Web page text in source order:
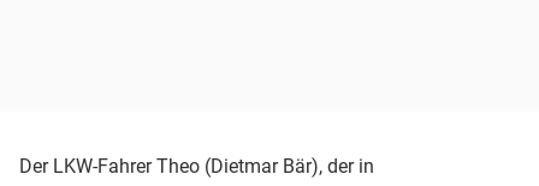
Der LKW-Fahrer Theo (Dietmar Bär), der in